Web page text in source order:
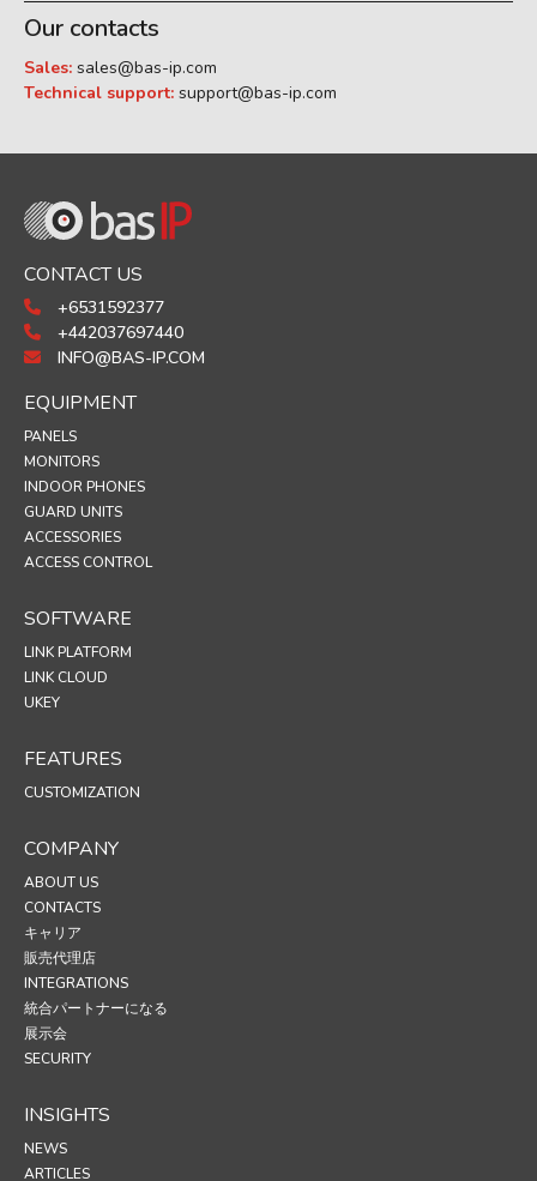
Our contacts
Sales: sales@bas-ip.com
Technical support: support@bas-ip.com
CONTACT US
+6531592377
+442037697440
INFO@BAS-IP.COM
EQUIPMENT
PANELS
MONITORS
INDOOR PHONES
GUARD UNITS
ACCESSORIES
ACCESS CONTROL
SOFTWARE
LINK PLATFORM
LINK CLOUD
UKEY
FEATURES
CUSTOMIZATION
COMPANY
ABOUT US
CONTACTS
キャリア
販売代理店
INTEGRATIONS
統合パートナーになる
展示会
SECURITY
INSIGHTS
NEWS
ARTICLES